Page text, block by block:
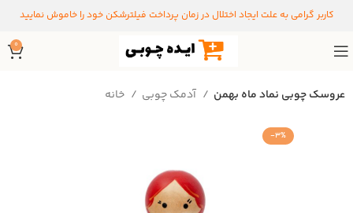
کاربر گرامی به علت ایجاد اختلال در زمان پرداخت فیلترشکن خود را خاموش نمایید
0
خانه آدمک چوبی عروسک چوبی نماد ماه بهمن
-3%